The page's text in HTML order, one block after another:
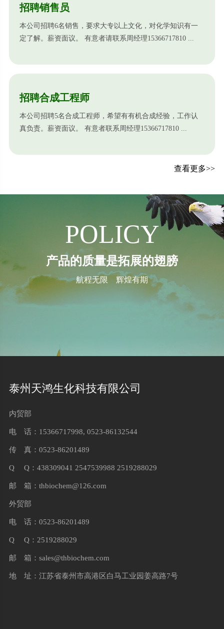
招聘销售员
本公司招聘6名销售，要求大专以上文化，对化学知识有一
定了解。薪资面议。 有意者请联系周经理15366717810 ...
招聘合成工程师
本公司招聘5名合成工程师，希望有有机合成经验，工作认
真负责。薪资面议。 有意者联系周经理15366717810 ...
查看更多>>
POLICY
产品的质量是拓展的翅膀
航程无限 辉煌有期
泰州天鸿生化科技有限公司
内贸部
电 话：15366717998, 0523-86132544
传 真：0523-86201489
Q Q：438309041 2547539988 2519288029
邮 箱： thbiochem@126.com
外贸部
电 话：0523-86201489
Q Q：2519288029
邮 箱： sales@thbiochem.com
地 址：江苏省泰州市高港区白马工业园姜高路7号